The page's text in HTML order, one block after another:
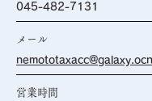
045-482-7131
メール
営業時間